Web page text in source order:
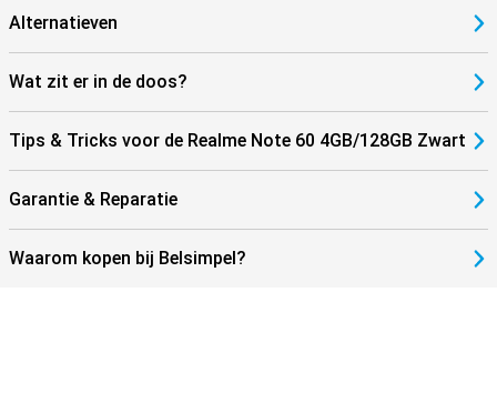
Alternatieven
Wat zit er in de doos?
Tips & Tricks voor de Realme Note 60 4GB/128GB Zwart
Garantie & Reparatie
Waarom kopen bij Belsimpel?